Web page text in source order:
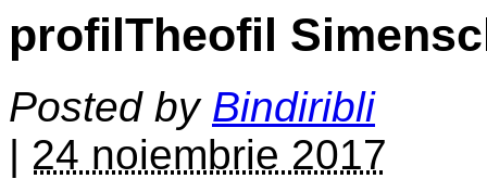
profilTheofil
Posted by Bindiribli
| 24 noiembrie 2017